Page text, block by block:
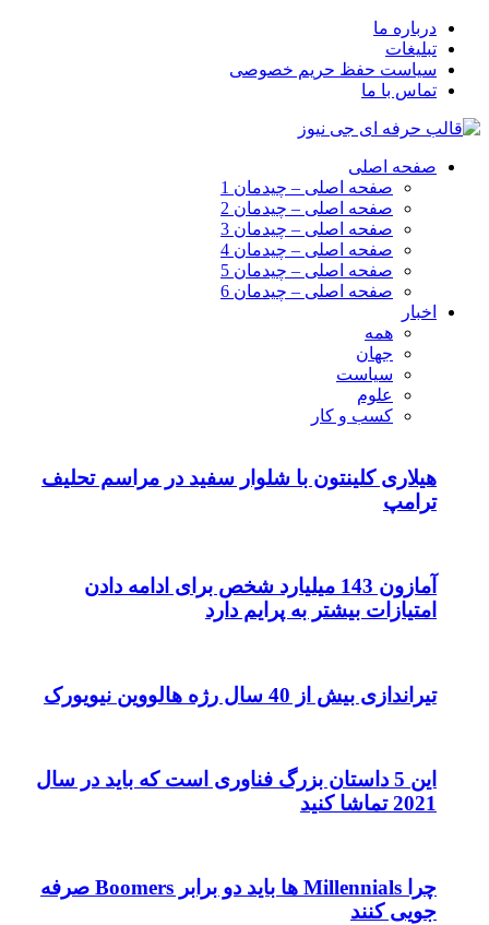
درباره ما
تبلیغات
سیاست حفظ حریم خصوصی
تماس با ما
صفحه اصلی
صفحه اصلی – چیدمان 1
صفحه اصلی – چیدمان 2
صفحه اصلی – چیدمان 3
صفحه اصلی – چیدمان 4
صفحه اصلی – چیدمان 5
صفحه اصلی – چیدمان 6
اخبار
همه
جهان
سیاست
علوم
کسب و کار
هیلاری کلینتون با شلوار سفید در مراسم تحلیف
ترامپ
آمازون 143 میلیارد شخص برای ادامه دادن
امتیازات بیشتر به پرایم دارد
تیراندازی بیش از 40 سال رژه هالووین نیویورک
این 5 داستان بزرگ فناوری است که باید در سال
2021 تماشا کنید
چرا Millennials ها باید دو برابر Boomers صرفه
جویی کنند